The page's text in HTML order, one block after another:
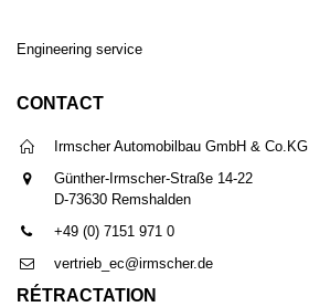
Engineering service
CONTACT
Irmscher Automobilbau GmbH & Co.KG
Günther-Irmscher-Straße 14-22
D-73630 Remshalden
+49 (0) 7151 971 0
vertrieb_ec@irmscher.de
RÉTRACTATION